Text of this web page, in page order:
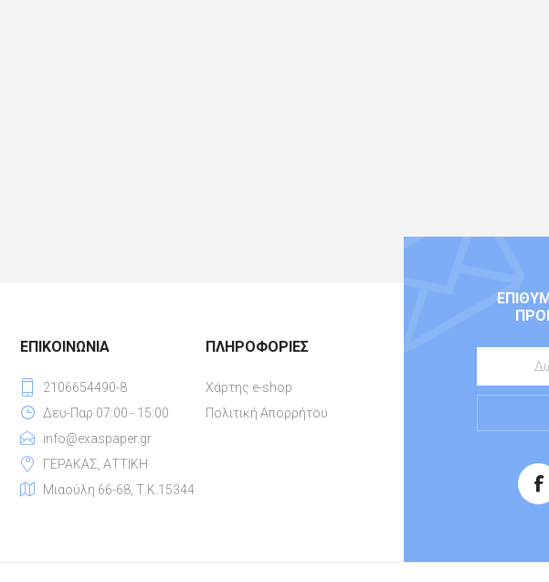
ΕΠΙΚΟΙΝΩΝΊΑ
2106654490-8
Δευ-Παρ 07:00 - 15:00
info@exaspaper.gr
ΓΕΡΑΚΑΣ, ΑΤΤΙΚΗ
Μιαούλη 66-68, Τ.Κ.15344
ΠΛΗΡΟΦΟΡΊΕΣ
Χάρτης e-shop
Πολιτική Απορρήτου